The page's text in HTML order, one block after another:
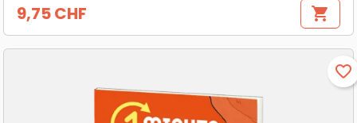
Prix
9,75 CHF shopping_cart
favorite_border